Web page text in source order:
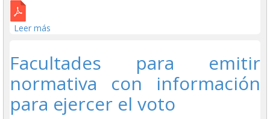
Leer más
Facultades para emitir
normativa con información
para ejercer el voto